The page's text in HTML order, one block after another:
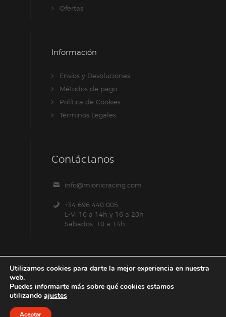
Ofertas
Información
Envíos y Devoluciones
Métodos de pago
Política de Cookies
Términos Legales
Contáctanos
info@mionicracing.com
+34 696 440 005
L-V: 10 a 14h y 16 a 20h
Sábados: 10 a 14h
Utilizamos cookies para darte la mejor experiencia en nuestra
web.
Puedes informarte más sobre qué cookies estamos
utilizando ajustes
Aceptar